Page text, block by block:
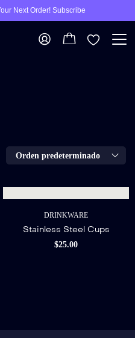
Next Order! Subscribe
Orden predeterminado
DRINKWARE
Stainless Steel Cups
$25.00